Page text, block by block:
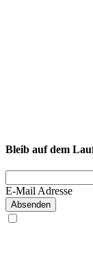
Bleib auf dem
E-Mail Adresse
Absenden